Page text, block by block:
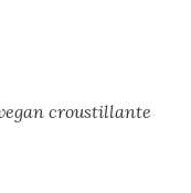
croustillante